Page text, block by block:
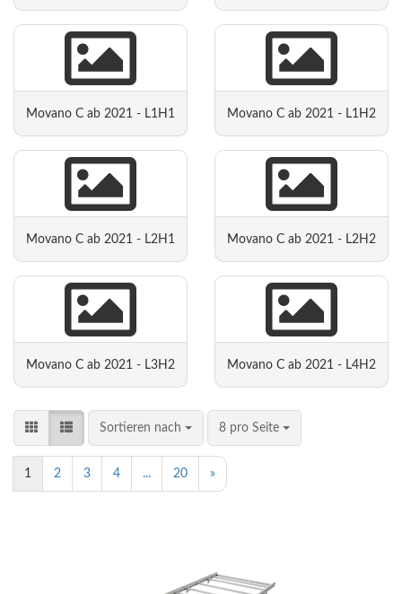
Movano C ab 2021 - L1H1 Movano C ab 2021 - L1H2
Movano C ab 2021 - L2H1 Movano C ab 2021 - L2H2
Movano C ab 2021 - L3H2 Movano C ab 2021 - L4H2
Sortieren nach 8 pro Seite
1 2 3 4 ... 20 »